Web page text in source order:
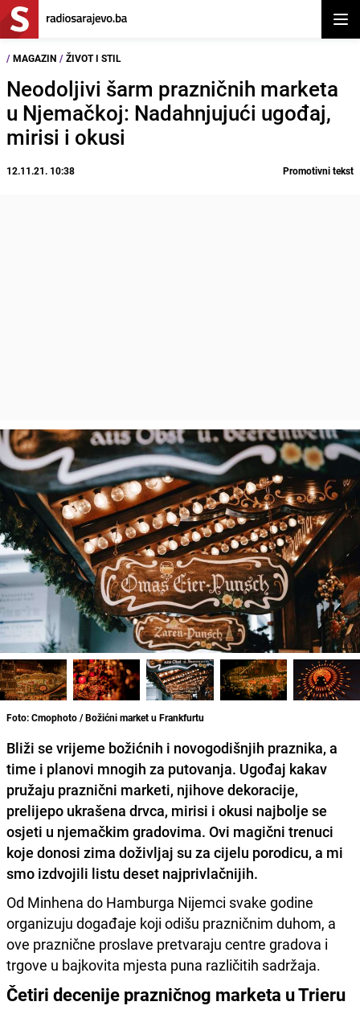
/ MAGAZIN / ŽIVOT I STIL
Neodoljivi šarm prazničnih marketa
u Njemačkoj: Nadahnjujući ugođaj,
mirisi i okusi
12.11.21. 10:38 Promotivni tekst
Foto: Cmophoto / Božićni market u Frankfurtu
Bliži se vrijeme božićnih i novogodišnjih praznika, a
time i planovi mnogih za putovanja. Ugođaj kakav
pružaju praznični marketi, njihove dekoracije,
prelijepo ukrašena drvca, mirisi i okusi najbolje se
osjeti u njemačkim gradovima. Ovi magični trenuci
koje donosi zima doživljaj su za cijelu porodicu, a mi
smo izdvojili listu deset najprivlačnijih.
Od Minhena do Hamburga Nijemci svake godine
organizuju događaje koji odišu prazničnim duhom, a
ove praznične proslave pretvaraju centre gradova i
trgove u bajkovita mjesta puna različitih sadržaja.
Četiri decenije prazničnog marketa u Trieru